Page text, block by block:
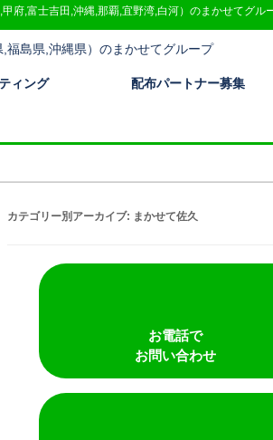
府,富士吉田,沖縄,那覇,宜野湾,白河）のまかせてグル
ィング 配布パートナー募集
カテゴリー別アーカイブ: まかせて佐久
お電話で
お問い合わせ